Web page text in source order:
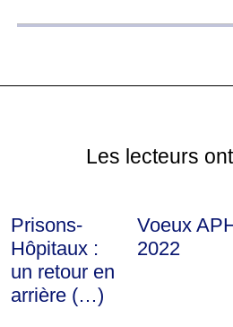
Les lecteurs
Prisons-
Hôpitaux :
un retour en
arrière (…)
Voeux
2022